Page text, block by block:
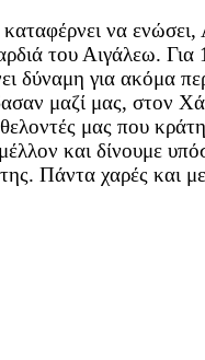
να
του Αιγάλεω. Για
δύναμη για ακόμα
μαζί μας, στον
μας που
και δίνουμε
Πάντα χαρές και